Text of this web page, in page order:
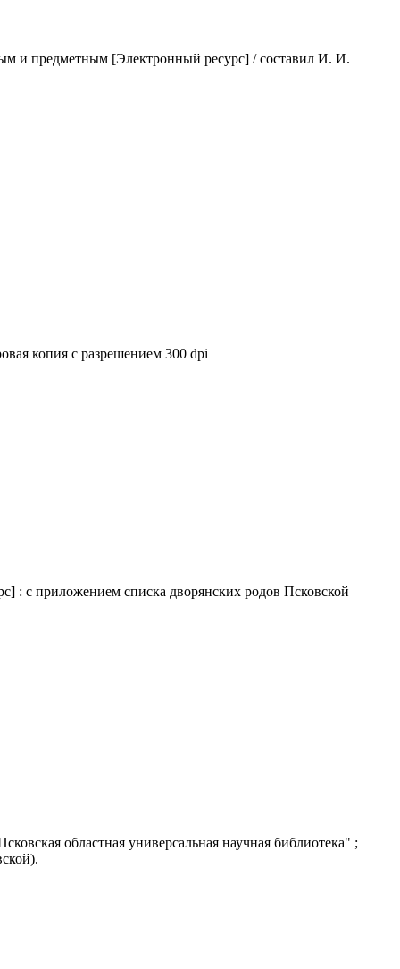
и предметным [Электронный ресурс] / составил И. И.
копия с разрешением 300 dpi
: с приложением списка дворянских родов Псковской
областная универсальная научная библиотека" ;